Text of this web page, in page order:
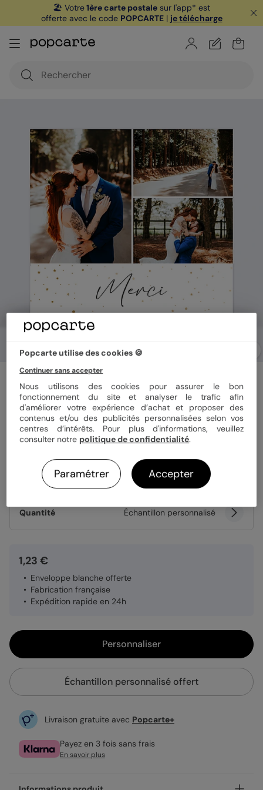
🏖️ Votre1ère carte postale sur l'app* est
offerte avec le code POPCARTE| je télécharge
Carte remerciement mariage
Pétillant
Format 14x14 cm
Papier Papier Satiné
Quantité Échantillon personnalisé
1,23 €
Enveloppe blanche offerte
Fabrication française
Expédition rapide en 24h
Personnaliser
Échantillon personnalisé offert
Livraison gratuite avec Popcarte+
Payez en 3 fois sans frais
En savoir plus
Popcarte utilise des cookies 🍪
Continuer sans accepter
Nous utilisons des cookies pour assurer le bon
fonctionnement du site et analyser le trafic afin
d'améliorer votre expérience d’achat et proposer des
contenus et/ou des publicités personnalisées selon vos
centres d’intérêts. Pour plus d'informations, veuillez
consulter notre politique de confidentialité.
Paramétrer Accepter